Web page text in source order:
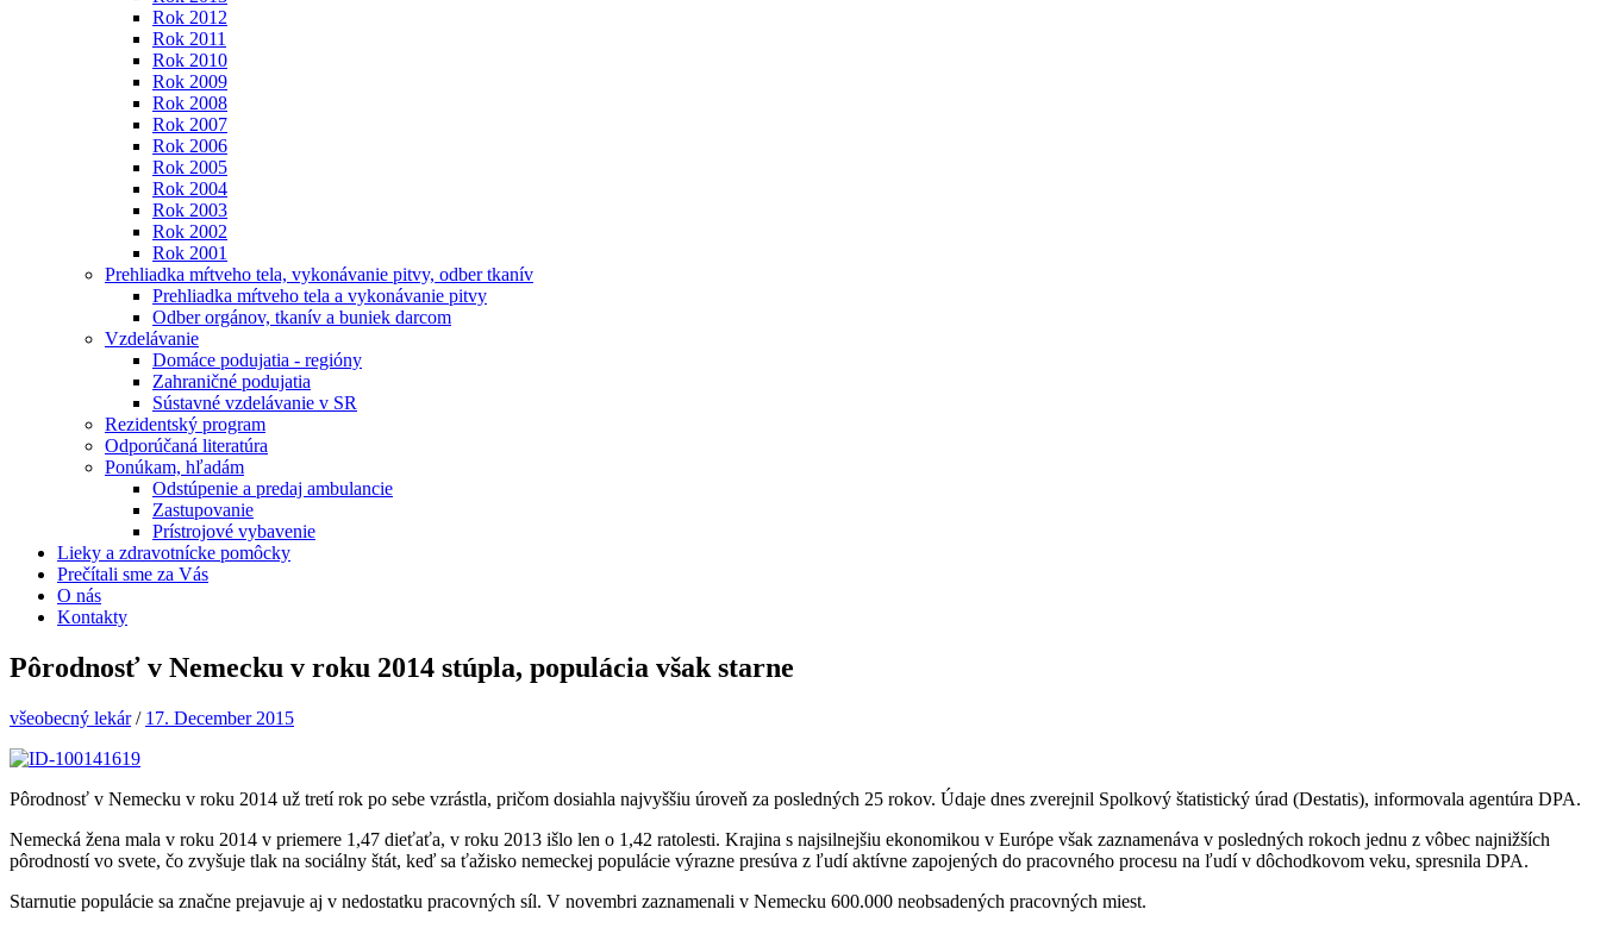
Rok 2012
Rok 2011
Rok 2010
Rok 2009
Rok 2008
Rok 2007
Rok 2006
Rok 2005
Rok 2004
Rok 2003
Rok 2002
Rok 2001
Prehliadka mŕtveho tela, vykonávanie pitvy, odber tkanív
Prehliadka mŕtveho tela a vykonávanie pitvy
Odber orgánov, tkanív a buniek darcom
Vzdelávanie
Domáce podujatia - regióny
Zahraničné podujatia
Sústavné vzdelávanie v SR
Rezidentský program
Odporúčaná literatúra
Ponúkam, hľadám
Odstúpenie a predaj ambulancie
Zastupovanie
Prístrojové vybavenie
Lieky a zdravotnícke pomôcky
Prečítali sme za Vás
O nás
Kontakty
Pôrodnosť v Nemecku v roku 2014 stúpla, populácia však starne
všeobecný lekár/ 17. December 2015
Pôrodnosť v Nemecku v roku 2014 už tretí rok po sebe vzrástla, pričom dosiahla najvyššiu úroveň za posledných 25 rokov. Údaje dnes zverejnil Spolkový štatistický úrad (Destatis), informovala agentúra DPA.
Nemecká žena mala v roku 2014 v priemere 1,47 dieťaťa, v roku 2013 išlo len o 1,42 ratolesti. Krajina s najsilnejšiu ekonomikou v Európe však zaznamenáva v posledných rokoch jednu z vôbec najnižších
pôrodností vo svete, čo zvyšuje tlak na sociálny štát, keď sa ťažisko nemeckej populácie výrazne presúva z ľudí aktívne zapojených do pracovného procesu na ľudí v dôchodkovom veku, spresnila DPA.
Starnutie populácie sa značne prejavuje aj v nedostatku pracovných síl. V novembri zaznamenali v Nemecku 600.000 neobsadených pracovných miest.